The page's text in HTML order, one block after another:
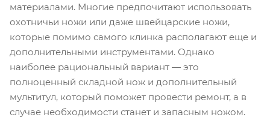
материалами. Многие предпочитают использовать
охотничьи ножи или даже швейцарские ножи,
которые помимо самого клинка располагают еще и
дополнительными инструментами. Однако
наиболее рациональный вариант — это
полноценный складной нож и дополнительный
мультитул, который поможет провести ремонт, а в
случае необходимости станет и запасным ножом.